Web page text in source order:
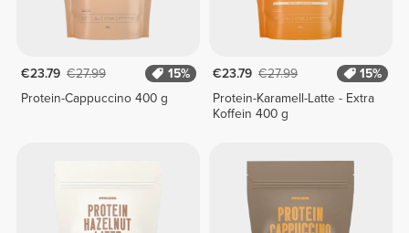
€23.79 €27.99
15%
Protein-Cappuccino 400 g
€23.79 €27.99
15%
Protein-Karamell-Latte - Extra
Koffein 400 g